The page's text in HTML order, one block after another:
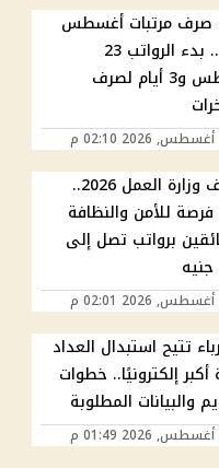
صرف مرتبات أغسطس
2026.. بدء الرواتب 23
أغسطس و3 أيام لصرف
وظائف وزارة العمل 2026..
3070 فرصة للأمن والنظافة
برواتب تصل إلى
تتيح استبدال العداد
أكبر إلكترونيًا.. خطوات
والبيانات المطلوبة